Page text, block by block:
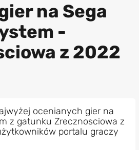
na Sega
-
z 2022
ocenianych gier na
z gatunku Zrecznosciowa z
portalu graczy